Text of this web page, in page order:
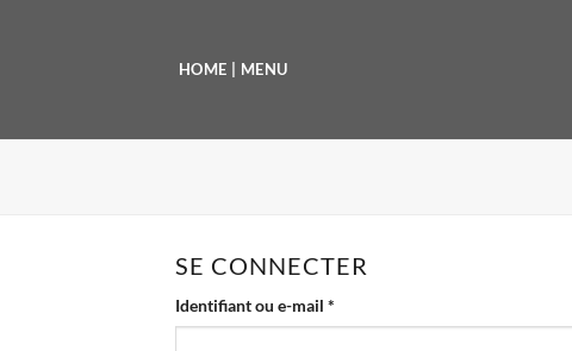
HOME | MENU
SE CONNECTER
Identifiant ou e-mail *